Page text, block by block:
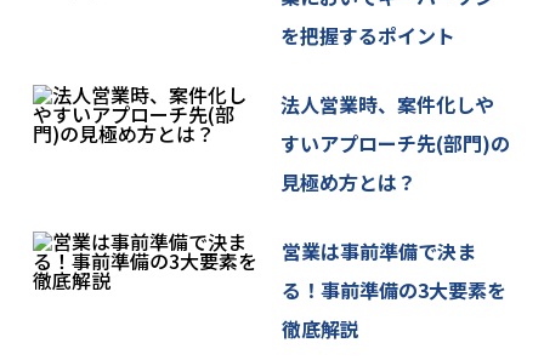
い限りご本人ご自身を特定、識別することはできま
Cookieの使用を希望されない場合は、ご本人のブラ
ウザの設定を変更することにより、Cookieの使用を
拒否することができます。その場合、一部または全
部のサービスがご利用できなくなることがありま
を把握するポイント
法人営業時、案件化しや
すいアプローチ先(部門)の
見極め方とは？
営業は事前準備で決ま
る！事前準備の3大要素を
徹底解説